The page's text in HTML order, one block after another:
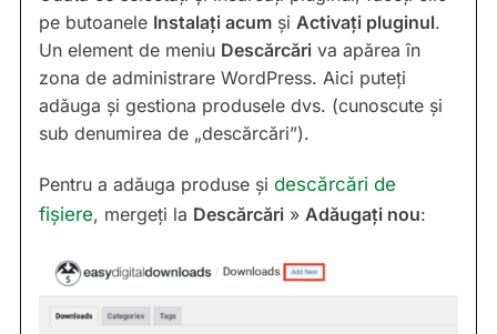
pe butoanele Instalați acum și Activați pluginul.
Un element de meniu Descărcări va apărea în
zona de administrare WordPress. Aici puteți
adăuga și gestiona produsele dvs. (cunoscute și
sub denumirea de „descărcări”).
Pentru a adăuga produse și descărcări de
fișiere, mergeți la Descărcări » Adăugați nou: